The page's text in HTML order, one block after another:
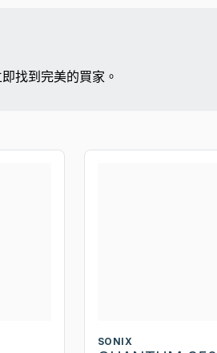
找到完美的買家。
SONIX